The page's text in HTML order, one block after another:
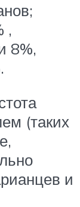
,
8%,
(таких
и